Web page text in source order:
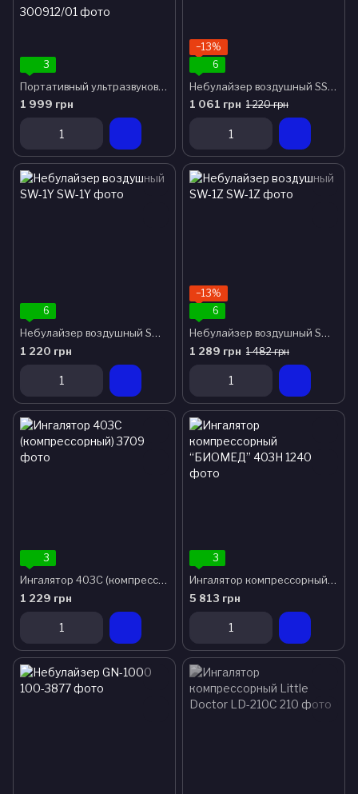
3
Портативный ультразвуковой ингалятор (небулайзер) для детей и взрослых ONE PRO MOBILE MESH
1 999 грн
−13%
6
Небулайзер воздушный SS-7A
1 061 грн 1 220 грн
6
Небулайзер воздушный SW-1Y
1 220 грн
−13%
6
Небулайзер воздушный SW-1Z
1 289 грн 1 482 грн
3
Ингалятор 403С (компрессорный)
1 229 грн
3
Ингалятор компрессорный “БИОМЕД” 403H
5 813 грн